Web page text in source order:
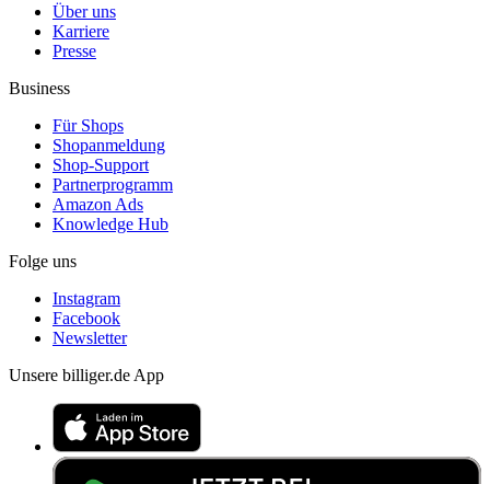
Über uns
Karriere
Presse
Business
Für Shops
Shopanmeldung
Shop-Support
Partnerprogramm
Amazon Ads
Knowledge Hub
Folge uns
Instagram
Facebook
Newsletter
Unsere billiger.de App